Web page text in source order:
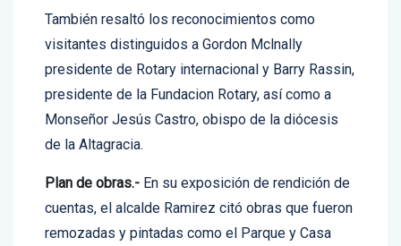
También resaltó los reconocimientos como
visitantes distinguidos a Gordon Mclnally
presidente de Rotary internacional y Barry Rassin,
presidente de la Fundacion Rotary, así como a
Monseñor Jesús Castro, obispo de la diócesis
de la Altagracia.
Plan de obras.- En su exposición de rendición de
cuentas, el alcalde Ramirez citó obras que fueron
remozadas y pintadas como el Parque y Casa